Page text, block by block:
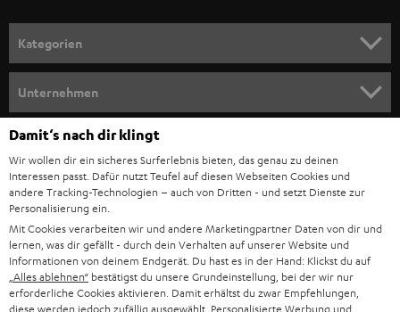
n
m
e
l
d
u
n
g
Kategorien
HEIMKINO-KOMPLETTANLAGEN
SOUNDBAR
HIFI-LAUTSPRECHER
SMART HOME
BLUETOOTH-LAUTSPRECHER
Unternehmen
SUPPORT
KARRIERE
PRESSE & MARKETING
GESCHÄFTSKUNDEN
PARTNERPROGRAMM
Teufel Onlineshops
DEUTSCHLAND
ÖSTERREICH
SCHWEIZ
Damit‘s nach dir klingt
Wir wollen dir ein sicheres Surferlebnis bieten, das genau zu deinen
Interessen passt. Dafür nutzt Teufel auf diesen Webseiten Cookies und
andere Tracking-Technologien – auch von Dritten - und setzt Dienste zur
Personalisierung ein.
Mit Cookies verarbeiten wir und andere Marketingpartner Daten von dir und
lernen, was dir gefällt - durch dein Verhalten auf unserer Website und
Informationen von deinem Endgerät. Du hast es in der Hand: Klickst du auf
„Alles ablehnen“ bestätigst du unsere Grundeinstellung, bei der wir nur
erforderliche Cookies aktivieren. Damit erhältst du zwar Empfehlungen,
diese werden jedoch zufällig ausgewählt. Personalisierte Werbung und